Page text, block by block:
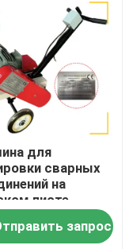
для
сварных
на
листе
с
380V
запрос